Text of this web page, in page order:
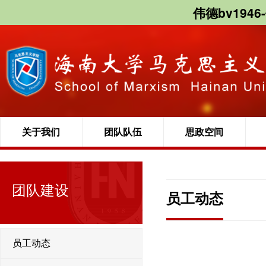
伟德
关于我们 团队队伍 思政空间
团队建设
员工动态
员工动态